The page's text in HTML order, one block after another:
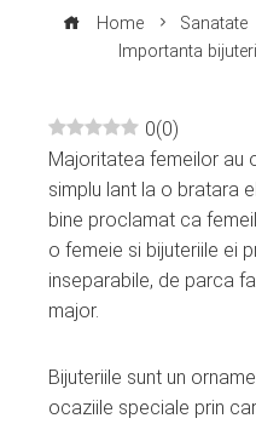
Home Sanatate
Importanta
0(0)
Majoritatea femeilor au
simplu lant la o bratara
bine proclamat ca
o femeie si bijuteriile ei
inseparabile, de parca
major.
Bijuteriile sunt un
ocaziile speciale prin